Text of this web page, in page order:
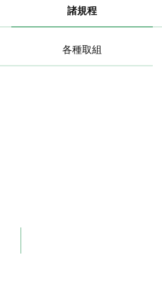
諸規程
各種取組